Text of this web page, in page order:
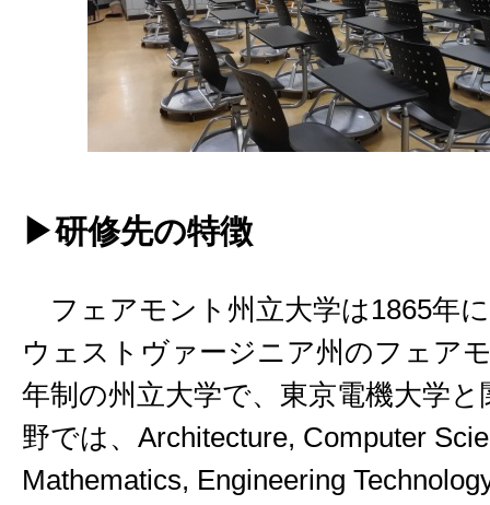
▶研修先の特徴
フェアモント州立大学は1865年
ウェストヴァージニア州のフェア
年制の州立大学で、東京電機大学
野では、Architecture, Computer
Mathematics, Engineering